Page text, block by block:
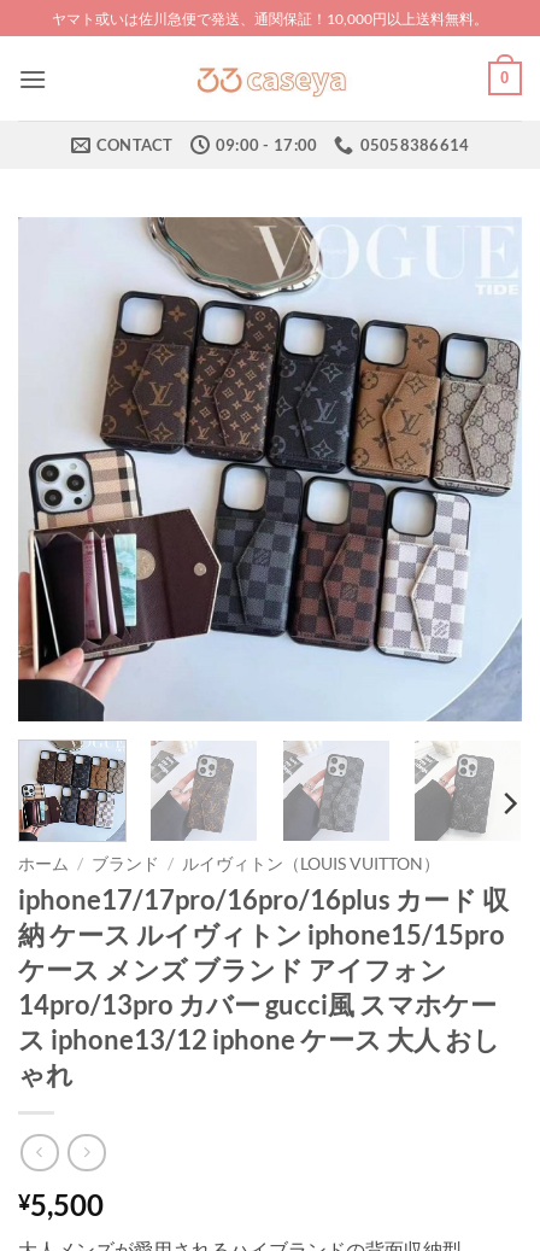
to
content
ヤマト或いは佐川急便で発送、通関保証！10,000円以上送料無料。
0
CONTACT 09:00 - 17:00 05058386614
ホーム / ブランド / ルイヴィトン（LOUIS VUITTON）
iphone17/17pro/16pro/16plus カード 収
納 ケース ルイヴィトン iphone15/15pro
ケース メンズ ブランド アイフォン
14pro/13pro カバー gucci風 スマホケー
ス iphone13/12 iphone ケース 大人 おし
ゃれ
¥5,500